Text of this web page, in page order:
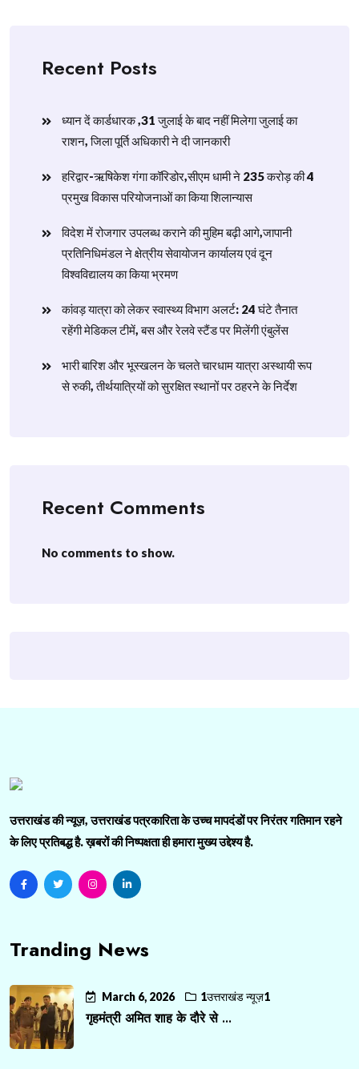
Recent Posts
ध्यान दें कार्डधारक ,31 जुलाई के बाद नहीं मिलेगा जुलाई का
राशन, जिला पूर्ति अधिकारी ने दी जानकारी
हरिद्वार-ऋषिकेश गंगा कॉरिडोर,सीएम धामी ने 235 करोड़ की 4
प्रमुख विकास परियोजनाओं का किया शिलान्यास
विदेश में रोजगार उपलब्ध कराने की मुहिम बढ़ी आगे,जापानी
प्रतिनिधिमंडल ने क्षेत्रीय सेवायोजन कार्यालय एवं दून
विश्वविद्यालय का किया भ्रमण
​कांवड़ यात्रा को लेकर स्वास्थ्य विभाग अलर्ट: 24 घंटे तैनात
रहेंगी मेडिकल टीमें, बस और रेलवे स्टैंड पर मिलेंगी एंबुलेंस
​भारी बारिश और भूस्खलन के चलते चारधाम यात्रा अस्थायी रूप
से रुकी, तीर्थयात्रियों को सुरक्षित स्थानों पर ठहरने के निर्देश
Recent Comments
No comments to show.
उत्तराखंड की न्यूज़, उत्तराखंड पत्रकारिता के उच्च मापदंडों पर निरंतर गतिमान रहने
के लिए प्रतिबद्ध है. ख़बरों की निष्पक्षता ही हमारा मुख्य उद्देश्य है.
Tranding News
March 6, 2026 1उत्तराखंड न्यूज़1
गृहमंत्री अमित शाह के दौरे से ...